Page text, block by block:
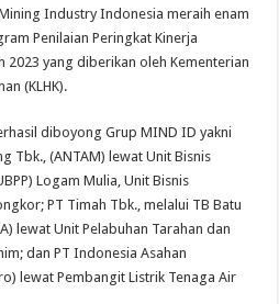
Industry Indonesia meraih enam
Penilaian Peringkat Kinerja
2023 yang diberikan oleh Kementerian
(KLHK).
diboyong Grup MIND ID yakni
Tbk., (ANTAM) lewat Unit Bisnis
Logam Mulia, Unit Bisnis
PT Timah Tbk., melalui TB Batu
lewat Unit Pelabuhan Tarahan dan
dan PT Indonesia Asahan
lewat Pembangit Listrik Tenaga Air